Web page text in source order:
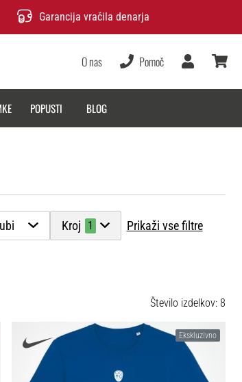
Garancija vračila denarja
O nas Pomoč
Uporabnik
POPUSTI BLOG
Kroj 1 Prikaži vse filtre
Število izdelkov: 8
Ekskluzivno